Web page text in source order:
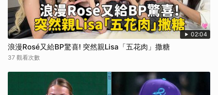
02:04
浪漫Rosé又給BP驚喜! 突然親Lisa「五花肉」撒糖
37 觀看次數